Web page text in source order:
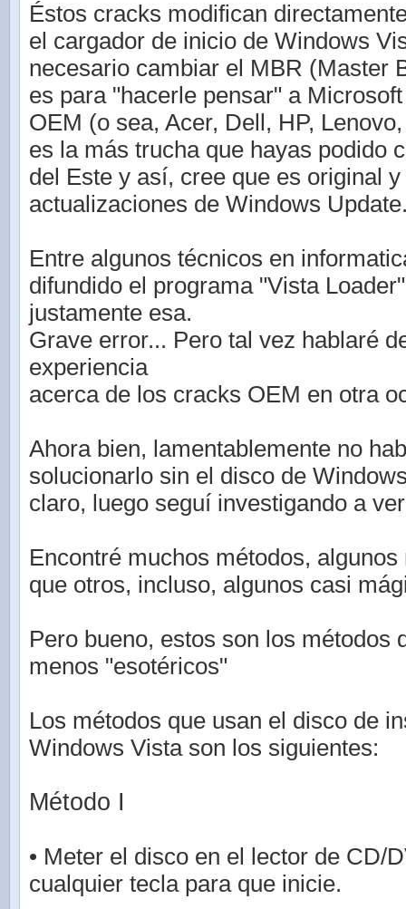
Éstos cracks modifican
el cargador de inicio de Windows
necesario cambiar el MBR (Master
es para "hacerle pensar" a
OEM (o sea, Acer, Dell, HP,
es la más trucha que hayas podido
del Este y así, cree que es original
actualizaciones de Windows
Entre algunos técnicos en
difundido el programa "Vista
justamente esa.
Grave error... Pero tal vez hablaré
experiencia
acerca de los cracks OEM en otra
Ahora bien, lamentablemente no
solucionarlo sin el disco de
claro, luego seguí investigando a
Encontré muchos métodos,
que otros, incluso, algunos casi
Pero bueno, estos son los métodos
menos "esotéricos"
Los métodos que usan el disco de
Windows Vista son los siguientes:
Método I
• Meter el disco en el lector de CD/
cualquier tecla para que inicie.